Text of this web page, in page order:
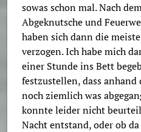
sowas schon mal. Nach
Abgeknutsche und
haben sich dann die
verzogen. Ich habe mich
einer Stunde ins Bett
festzustellen, dass anhand
noch ziemlich was
konnte leider nicht
Nacht entstand, oder ob